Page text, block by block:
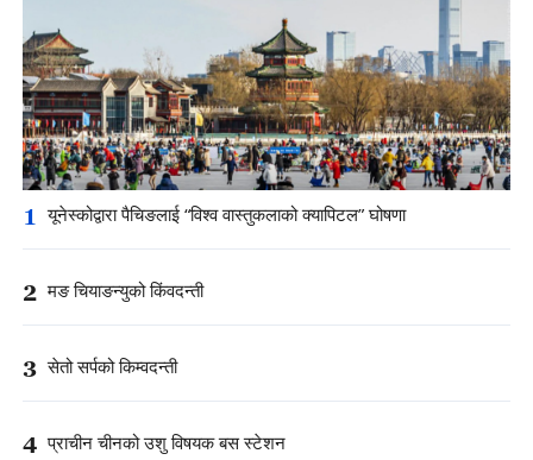
1 यूनेस्कोद्वारा पैचिङलाई “विश्व वास्तुकलाको क्यापिटल” घोषणा
2 मङ चियाङन्युको किंवदन्ती
3 सेतो सर्पको किम्वदन्ती
4 प्राचीन चीनको उशु विषयक बस स्टेशन